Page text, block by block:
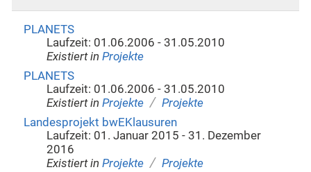
PLANETS
Laufzeit: 01.06.2006 - 31.05.2010
Existiert in Projekte
PLANETS
Laufzeit: 01.06.2006 - 31.05.2010
Existiert in Projekte / Projekte
Landesprojekt bwEKlausuren
Laufzeit: 01. Januar 2015 - 31. Dezember
2016
Existiert in Projekte / Projekte